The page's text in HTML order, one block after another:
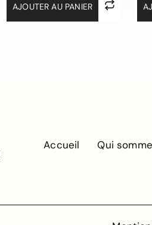
AJOUTER AU PANIER
Accueil Qui